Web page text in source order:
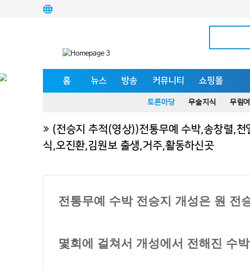
홈 뉴스 방송 커뮤니티 쇼핑몰
토론마당 무술지식 무림
(전승지 추적(영상))전통무예 수박,송창렬,천
식,오진환,김원보 출생,거주,활동하신곳
전통무예 수박 전승지 개성은 원 전
몇회에 걸쳐서 개성에서 전해진 수